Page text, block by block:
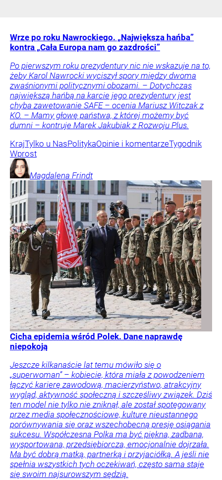
Wrze po roku Nawrockiego. „Największa hańba”
kontra „Cała Europa nam go zazdrości”
Po pierwszym roku prezydentury nic nie wskazuje na to,
żeby Karol Nawrocki wyciszył spory między dwoma
zwaśnionymi politycznymi obozami. – Dotychczas
największą hańbą na karcie jego prezydentury jest
chyba zawetowanie SAFE – ocenia Mariusz Witczak z
KO. – Mamy głowę państwa, z której możemy być
dumni – kontruje Marek Jakubiak z Rozwoju Plus.
KrajTylko u NasPolitykaOpinie i komentarzeTygodnik
Wprost
Magdalena Frindt
Cicha epidemia wśród Polek. Dane naprawdę
niepokoją
Jeszcze kilkanaście lat temu mówiło się o
„superwoman” – kobiecie, która miała z powodzeniem
łączyć karierę zawodową, macierzyństwo, atrakcyjny
wygląd, aktywność społeczną i szczęśliwy związek. Dziś
ten model nie tylko nie zniknął, ale został spotęgowany
przez media społecznościowe, kulturę nieustannego
porównywania się oraz wszechobecną presję osiągania
sukcesu. Współczesna Polka ma być piękna, zadbana,
wysportowana, przedsiębiorcza, emocjonalnie dojrzała.
Ma być dobrą matką, partnerką i przyjaciółką. A jeśli nie
spełnia wszystkich tych oczekiwań, często sama staje
się swoim najsurowszym sędzią.